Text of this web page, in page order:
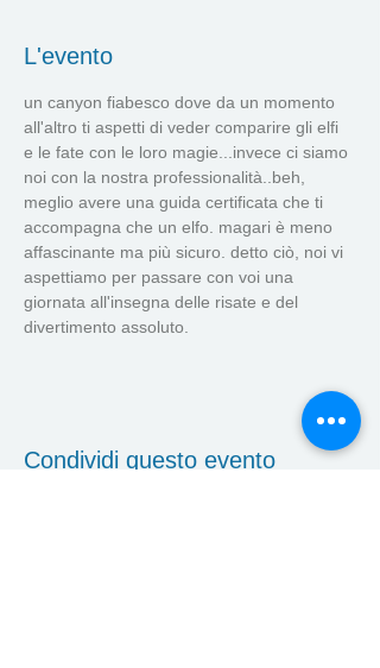
L'evento
un canyon fiabesco dove da un momento
all'altro ti aspetti di veder comparire gli elfi
e le fate con le loro magie...invece ci siamo
noi con la nostra professionalità..beh,
meglio avere una guida certificata che ti
accompagna che un elfo. magari è meno
affascinante ma più sicuro. detto ciò, noi vi
aspettiamo per passare con voi una
giornata all'insegna delle risate e del
divertimento assoluto.
Condividi questo evento